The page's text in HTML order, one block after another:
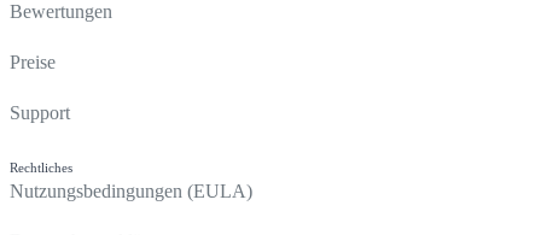
Bewertungen
Preise
Support
Rechtliches
Nutzungsbedingungen (EULA)